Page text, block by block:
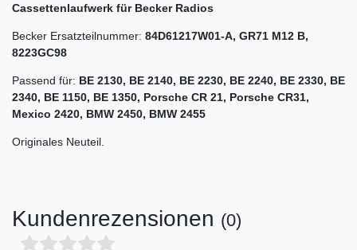
Cassettenlaufwerk für Becker Radios
Becker Ersatzteilnummer: 84D61217W01-A, GR71 M12 B,
8223GC98
Passend für: BE 2130, BE 2140, BE 2230, BE 2240, BE 2330, BE
2340, BE 1150, BE 1350, Porsche CR 21, Porsche CR31,
Mexico 2420, BMW 2450, BMW 2455
Originales Neuteil.
Kundenrezensionen (0)